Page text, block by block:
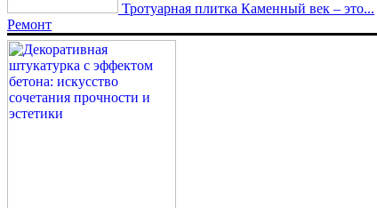
Тротуарная плитка Каменный век – это...
Ремонт